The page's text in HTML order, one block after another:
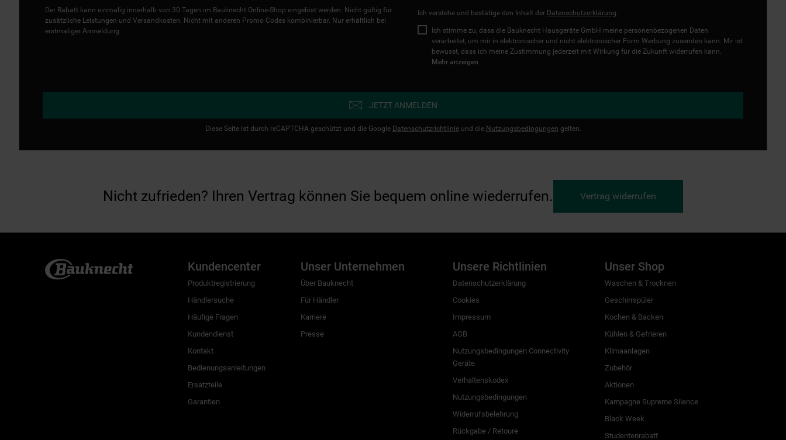
Der Rabatt kann einmalig innerhalb von 30 Tagen im Bauknecht Online-Shop eingelöst werden. Nicht gültig für
zusätzliche Leistungen und Versandkosten. Nicht mit anderen Promo Codes kombinierbar. Nur erhältlich bei
erstmaliger Anmeldung.
Ich verstehe und bestätige den Inhalt der Datenschutzerklärung
Ich stimme zu, dass die Bauknecht Hausgeräte GmbH meine personenbezogenen Daten
verarbeitet, um mir in elektronischer und nicht elektronischer Form Werbung zusenden kann. Mir ist
bewusst, dass ich meine Zustimmung jederzeit mit Wirkung für die Zukunft widerrufen kann.
Mehr anzeigen
JETZT ANMELDEN
Diese Seite ist durch reCAPTCHA geschützt und die Google Datenschutzrichtlinieund die Nutzungsbedingungen gelten.
Nicht zufrieden? Ihren Vertrag können Sie bequem online wiederrufen. Vertrag widerrufen
Kundencenter
Produktregistrierung
Händlersuche
Häufige Fragen
Kundendienst
Kontakt
Bedienungsanleitungen
Ersatzteile
Garantien
Unser Unternehmen
Über Bauknecht
Für Händler
Karriere
Presse
Unsere Richtlinien
Datenschutzerklärung
Cookies
Impressum
AGB
Nutzungsbedingungen Connectivity
Geräte
Verhaltenskodex
Nutzungsbedingungen
Widerrufsbelehrung
Rückgabe / Retoure
Unser Shop
Waschen & Trocknen
Geschirrspüler
Kochen & Backen
Kühlen & Gefrieren
Klimaanlagen
Zubehör
Aktionen
Kampagne Supreme Silence
Black Week
Studentenrabatt